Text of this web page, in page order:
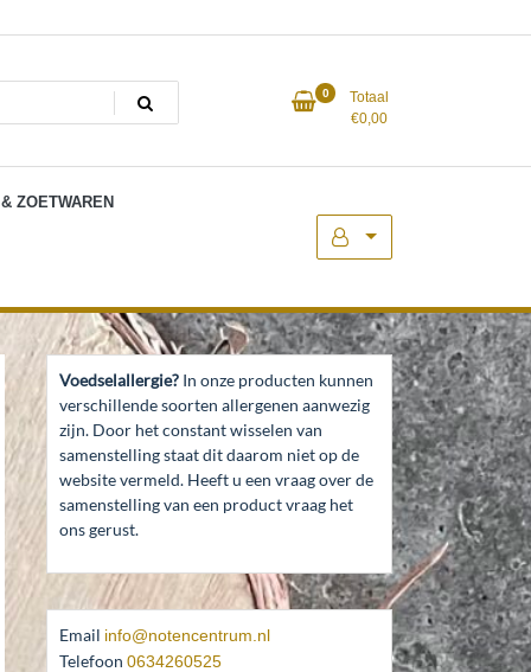
0
Totaal
€0,00
ZOETWAREN
Voedselallergie? In onze producten kunnen
verschillende soorten allergenen aanwezig
zijn. Door het constant wisselen van
samenstelling staat dit daarom niet op de
website vermeld. Heeft u een vraag over de
samenstelling van een product vraag het
ons gerust.
Email info@notencentrum.nl
Telefoon 0634260525